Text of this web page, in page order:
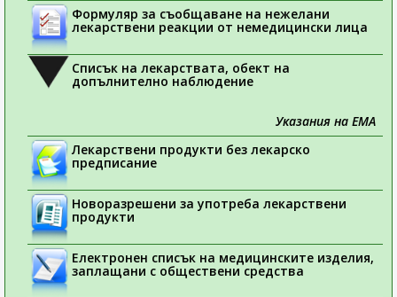
Формуляр за съобщаване на нежелани
лекарствени реакции от немедицински лица
Списък на лекарствата, обект на
допълнително наблюдение
Указания на ЕМА
Лекарствени продукти без лекарско
предписание
Новоразрешени за употреба лекарствени
продукти
Електронен списък на медицинските изделия,
заплащани с обществени средства